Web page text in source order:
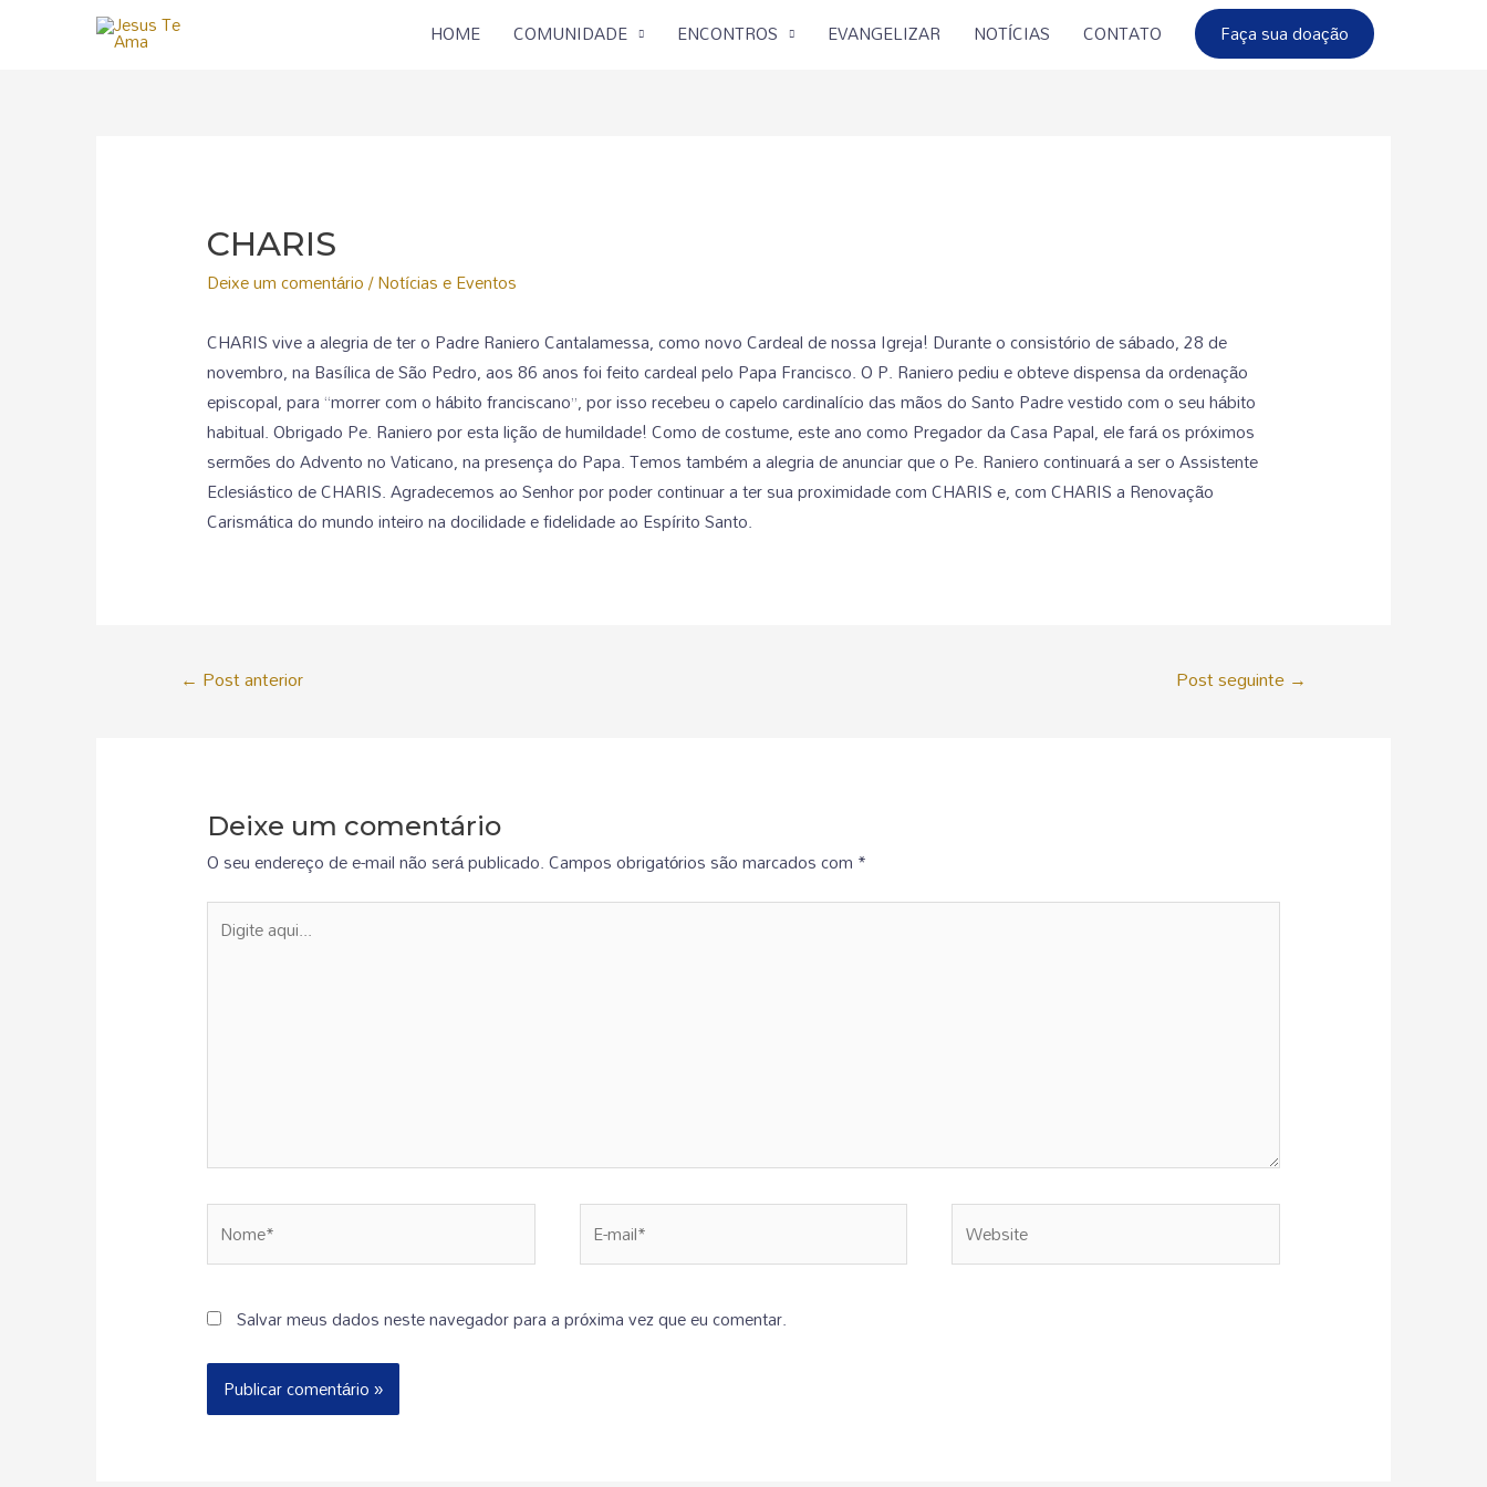
HOME COMUNIDADE ENCONTROS EVANGELIZAR NOTÍCIAS CONTATO Faça sua doação
CHARIS
Deixe um comentário/Notícias e Eventos
CHARIS vive a alegria de ter o Padre Raniero Cantalamessa, como novo Cardeal de nossa Igreja! Durante o consistório de sábado, 28 de
novembro, na Basílica de São Pedro, aos 86 anos foi feito cardeal pelo Papa Francisco. O P. Raniero pediu e obteve dispensa da ordenação
episcopal, para “morrer com o hábito franciscano”, por isso recebeu o capelo cardinalício das mãos do Santo Padre vestido com o seu hábito
habitual. Obrigado Pe. Raniero por esta lição de humildade! Como de costume, este ano como Pregador da Casa Papal, ele fará os próximos
sermões do Advento no Vaticano, na presença do Papa. Temos também a alegria de anunciar que o Pe. Raniero continuará a ser o Assistente
Eclesiástico de CHARIS. Agradecemos ao Senhor por poder continuar a ter sua proximidade com CHARIS e, com CHARIS a Renovação
Carismática do mundo inteiro na docilidade e fidelidade ao Espírito Santo.
← Post anterior Post seguinte →
Deixe um comentário
O seu endereço de e-mail não será publicado.Campos obrigatórios são marcados com *
Salvar meus dados neste navegador para a próxima vez que eu comentar.